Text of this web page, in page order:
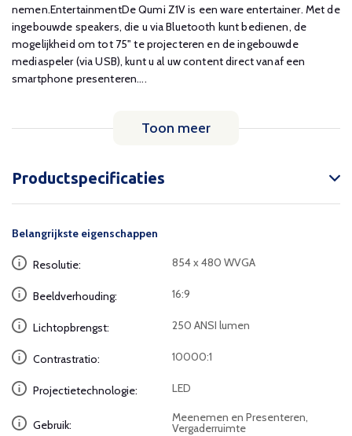
nemen.EntertainmentDe Qumi Z1V is een ware entertainer. Met de
ingebouwde speakers, die u via Bluetooth kunt bedienen, de
mogelijkheid om tot 75" te projecteren en de ingebouwde
mediaspeler (via USB), kunt u al uw content direct vanaf een
smartphone presenteren....
Toon meer
Productspecificaties
Belangrijkste eigenschappen
Resolutie: 854 x 480 WVGA
Beeldverhouding: 16:9
Lichtopbrengst: 250 ANSI lumen
Contrastratio: 10000:1
Projectietechnologie: LED
Gebruik:
Meenemen en Presenteren,
Vergaderruimte